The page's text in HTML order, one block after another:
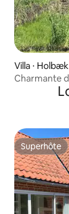
Villa ⋅ Holbæk
Charmante
Superhôte
Superhôte